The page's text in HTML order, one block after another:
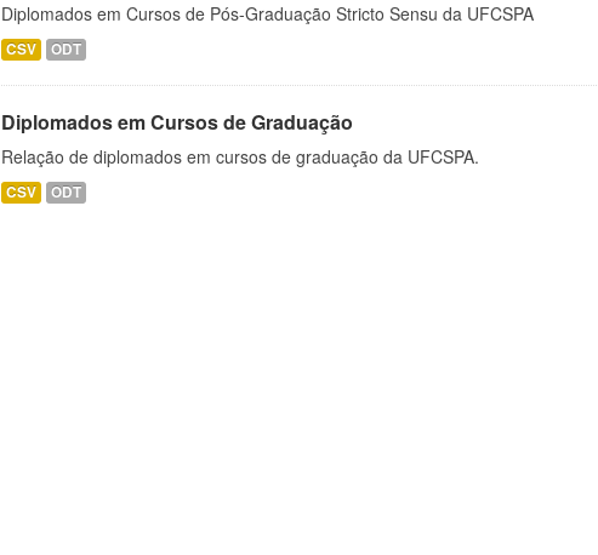
Diplomados em Cursos de Pós-Graduação Stricto Sensu da UFCSPA
CSV ODT
Diplomados em Cursos de Graduação
Relação de diplomados em cursos de graduação da UFCSPA.
CSV ODT